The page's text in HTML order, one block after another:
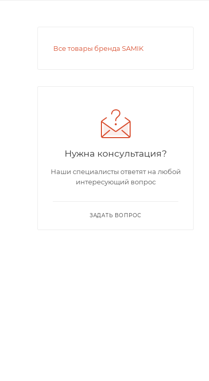
Все товары бренда SAMIK
Нужна консультация?
Наши специалисты ответят на любой
интересующий вопрос
ЗАДАТЬ ВОПРОС